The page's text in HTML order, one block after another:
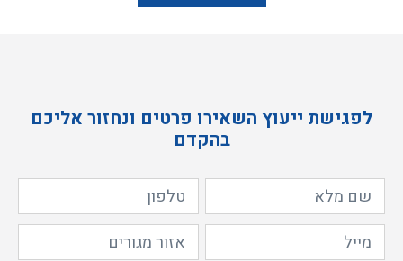
לפגישת ייעוץ השאירו פרטים ונחזור אליכם
בהקדם